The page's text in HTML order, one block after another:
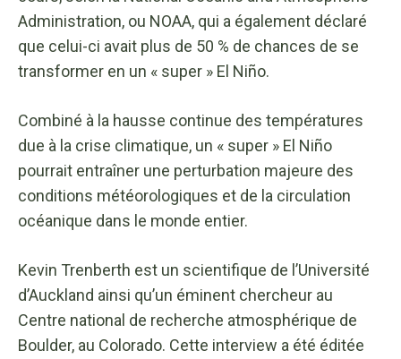
Administration, ou NOAA, qui a également déclaré
que celui-ci avait plus de 50 % de chances de se
transformer en un « super » El Niño.
Combiné à la hausse continue des températures
due à la crise climatique, un « super » El Niño
pourrait entraîner une perturbation majeure des
conditions météorologiques et de la circulation
océanique dans le monde entier.
Kevin Trenberth est un scientifique de l’Université
d’Auckland ainsi qu’un éminent chercheur au
Centre national de recherche atmosphérique de
Boulder, au Colorado. Cette interview a été éditée